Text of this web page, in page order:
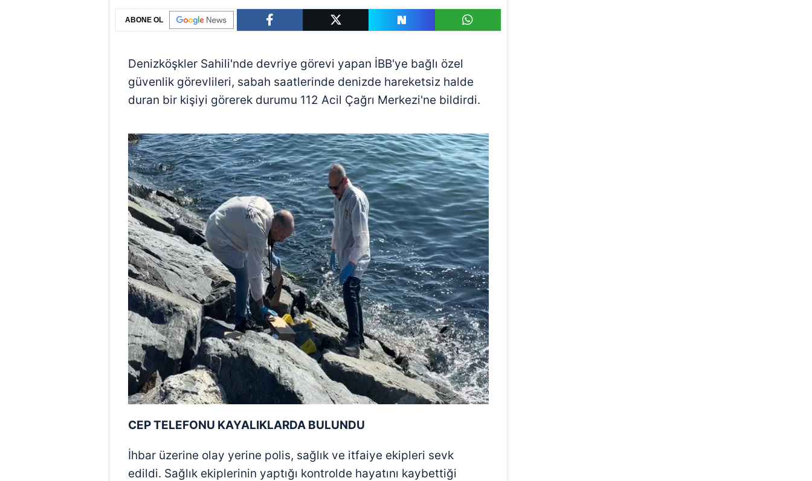
ABONE OL
Denizköşkler Sahili'nde devriye görevi yapan İBB'ye bağlı özel
güvenlik görevlileri, sabah saatlerinde denizde hareketsiz halde
duran bir kişiyi görerek durumu 112 Acil Çağrı Merkezi'ne bildirdi.
CEP TELEFONU KAYALIKLARDA BULUNDU
İhbar üzerine olay yerine polis, sağlık ve itfaiye ekipleri sevk
edildi. Sağlık ekiplerinin yaptığı kontrolde hayatını kaybettiği